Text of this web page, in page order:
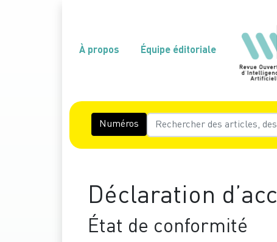
À propos Équipe éditoriale
Numéros
Déclaration
État de conformité